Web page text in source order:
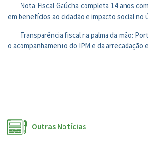
Nota Fiscal Gaúcha completa 14 anos
em benefícios ao cidadão e impacto social no
Transparência fiscal na palma da mão:
o acompanhamento do IPM e da arrecadação
Outras Notícias